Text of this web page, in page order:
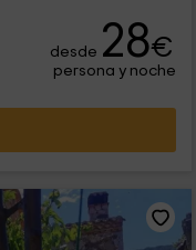
desde 28€
persona y noche